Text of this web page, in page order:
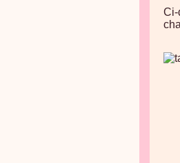
Ci-